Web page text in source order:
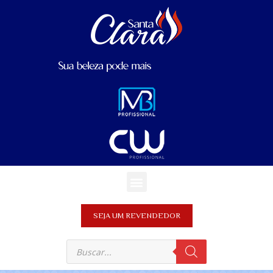
SEJA UM REVENDEDOR